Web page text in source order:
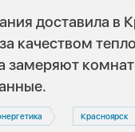
доставила в
качеством
замеряют
Красноярск